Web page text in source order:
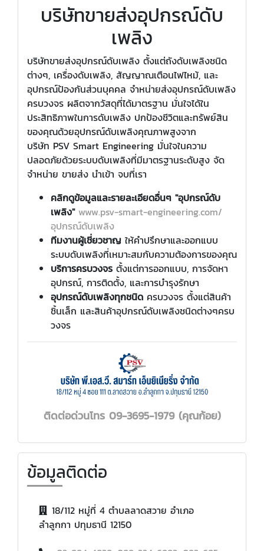
บริษัทขายส่งอุปกรณ์ดับ
เพลิง
บริษัทขายส่งอุปกรณ์ดับเพลิง ตั้งแต่ถังดับเพลิงชนิด
ต่างๆ, เครื่องดับเพลิง, สัญญาณเตือนไฟไหม้, และ
อุปกรณ์ป้องกันส่วนบุคคล จำหน่ายส่งอุปกรณ์ดับเพลิง
ครบวงจร ผลิตจากวัสดุที่ได้มาตรฐาน มั่นใจได้ใน
ประสิทธิภาพในการดับเพลิง ปกป้องชีวิตและทรัพย์สิน
ของคุณด้วยอุปกรณ์ดับเพลิงคุณภาพสูงจาก
บริษัท PSV Smart Engineering มั่นใจในความ
ปลอดภัยด้วยระบบดับเพลิงที่มีมาตรฐานระดับสูง จัด
จำหน่าย ขายส่ง นำเข้า จบที่เรา
คลิกดูข้อมูลและรายละเอียดอื่นๆ "อุปกรณ์ดับ
เพลิง" www.psv-smart-engineering.com/
อุปกรณ์ดับเพลิง
ทีมงานผู้เชี่ยวชาญ ให้คำปรึกษาและออกแบบ
ระบบดับเพลิงที่เหมาะสมกับความต้องการของคุณ
บริการครบวงจร ตั้งแต่การออกแบบ, การจัดหา
อุปกรณ์, การติดตั้ง, และการบำรุงรักษา
อุปกรณ์ดับเพลิงทุกชนิด ครบวงจร ตั้งแต่สินค้า
ชิ้นเล็ก และสินค้าอุปกรณ์ดับเพลิงชนิดต่างๆครบ
วงจร
ติดต่อด่วนโทร 09-3695-1979(คุณก้อย)
ข้อมูลติดต่อ
18/112 หมู่ที่ 4 ตำบลลาดสวาย อำเภอ
ลำลูกกา ปทุมธานี 12150